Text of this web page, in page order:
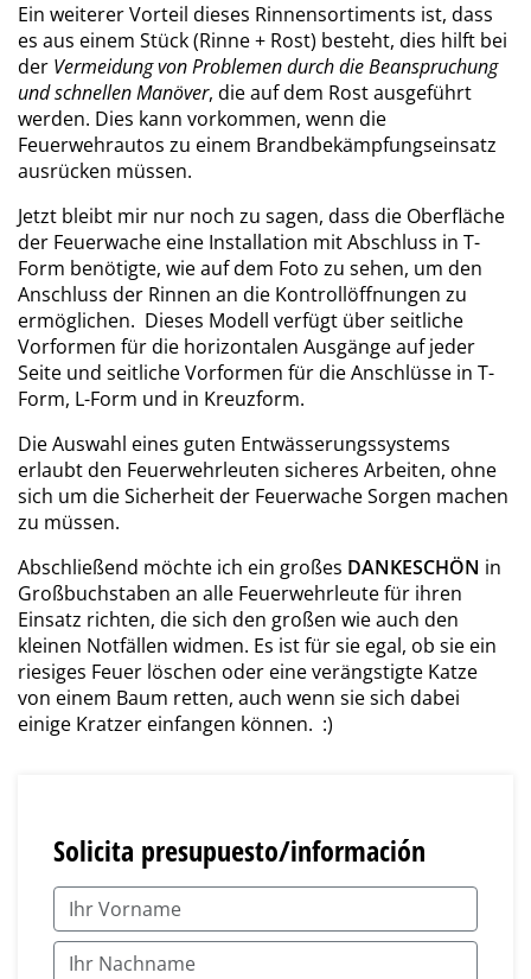
Ein weiterer Vorteil dieses Rinnensortiments ist, dass
es aus einem Stück (Rinne + Rost) besteht, dies hilft bei
der Vermeidung von Problemen durch die Beanspruchung
und schnellen Manöver, die auf dem Rost ausgeführt
werden. Dies kann vorkommen, wenn die
Feuerwehrautos zu einem Brandbekämpfungseinsatz
ausrücken müssen.
Jetzt bleibt mir nur noch zu sagen, dass die Oberfläche
der Feuerwache eine Installation mit Abschluss in T-
Form benötigte, wie auf dem Foto zu sehen, um den
Anschluss der Rinnen an die Kontrollöffnungen zu
ermöglichen. Dieses Modell verfügt über seitliche
Vorformen für die horizontalen Ausgänge auf jeder
Seite und seitliche Vorformen für die Anschlüsse in T-
Form, L-Form und in Kreuzform.
Die Auswahl eines guten Entwässerungssystems
erlaubt den Feuerwehrleuten sicheres Arbeiten, ohne
sich um die Sicherheit der Feuerwache Sorgen machen
zu müssen.
Abschließend möchte ich ein großes DANKESCHÖN in
Großbuchstaben an alle Feuerwehrleute für ihren
Einsatz richten, die sich den großen wie auch den
kleinen Notfällen widmen. Es ist für sie egal, ob sie ein
riesiges Feuer löschen oder eine verängstigte Katze
von einem Baum retten, auch wenn sie sich dabei
einige Kratzer einfangen können. :)
Solicita presupuesto/información